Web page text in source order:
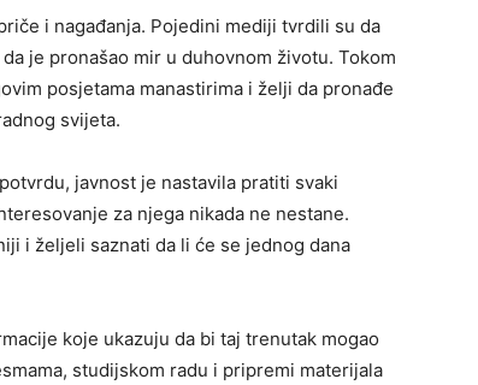
i nagađanja. Pojedini mediji tvrdili su da
je pronašao mir u duhovnom životu. Tokom
posjetama manastirima i želji da pronađe
svijeta.
javnost je nastavila pratiti svaki
za njega nikada ne nestane.
i željeli saznati da li će se jednog dana
koje ukazuju da bi taj trenutak mogao
studijskom radu i pripremi materijala